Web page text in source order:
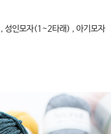
인모자(1~2타래) , 아기모자